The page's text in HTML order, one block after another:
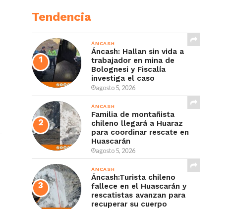
Tendencia
ÁNCASH
Áncash: Hallan sin vida a
trabajador en mina de
Bolognesi y Fiscalía
investiga el caso
agosto 5, 2026
ÁNCASH
Familia de montañista
chileno llegará a Huaraz
para coordinar rescate en
Huascarán
agosto 5, 2026
ÁNCASH
Áncash:Turista chileno
fallece en el Huascarán y
rescatistas avanzan para
recuperar su cuerpo